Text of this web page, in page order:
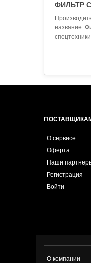
ФИЛЬТР
название:
О сервисе
Оферта
Наши
Регистрация
Войти
О компании